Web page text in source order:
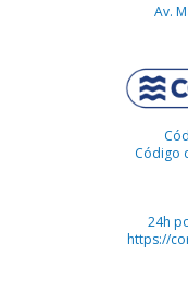
Av.
Código
24h
https://